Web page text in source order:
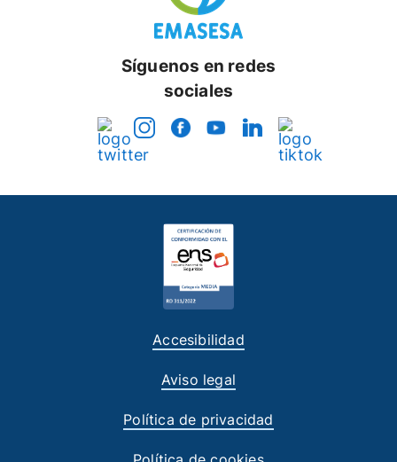
Síguenos en redes
sociales
Accesibilidad
Aviso legal
Política de privacidad